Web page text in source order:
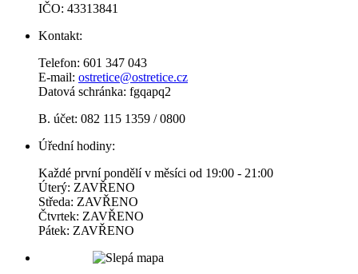
IČO: 43313841
Kontakt:
Telefon: 601 347 043
E-mail: ostretice@ostretice.cz
Datová schránka: fgqapq2
B. účet: 082 115 1359 / 0800
Úřední hodiny:
Každé první pondělí v měsíci od 19:00 - 21:00
Úterý: ZAVŘENO
Středa: ZAVŘENO
Čtvrtek: ZAVŘENO
Pátek: ZAVŘENO